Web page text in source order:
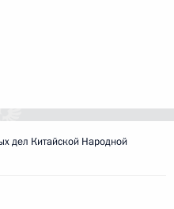
дел Китайской Народной